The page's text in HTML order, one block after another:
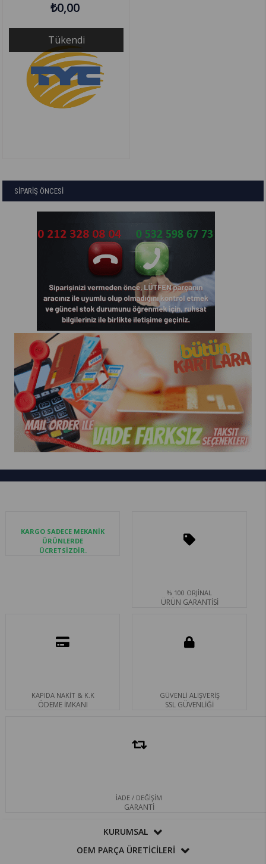
Tükendi
₺0,00
SİPARİŞ ÖNCESİ
KARGO SADECE MEKANİK
ÜRÜNLERDE
ÜCRETSİZDİR.
% 100 ORJİNAL
ÜRÜN GARANTİSİ
KAPIDA NAKİT & K.K
ÖDEME İMKANI
GÜVENLİ ALIŞVERİŞ
SSL GÜVENLİĞİ
İADE / DEĞİŞİM
GARANTİ
KURUMSAL
OEM PARÇA ÜRETİCİLERİ